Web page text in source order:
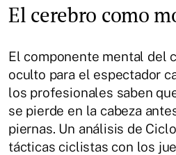
El cerebro como
El componente mental del
oculto para el espectador
los profesionales saben
se pierde en la cabeza
piernas. Un análisis de
tácticas ciclistas con los